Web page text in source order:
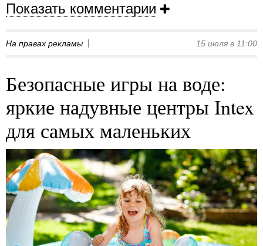
Показать комментарии
На правах рекламы 15 июля в 11:00
Безопасные игры на воде:
яркие надувные центры Intex
для самых маленьких